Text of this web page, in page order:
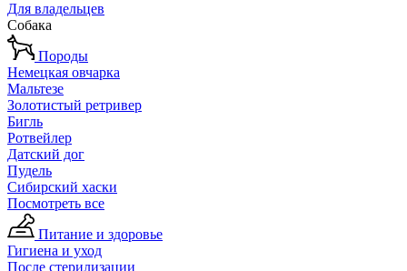
Для владельцев
Собака
Породы
Немецкая овчарка
Мальтезе
Золотистый ретривер
Бигль
Ротвейлер
Датский дог
Пудель
Сибирский хаски
Посмотреть все
Питание и здоровье
Гигиена и уход
После стерилизации